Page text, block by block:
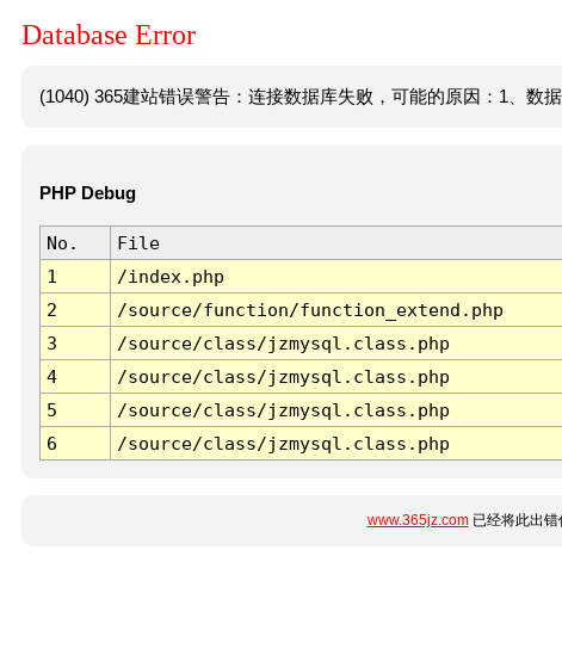
Database Error
(1040) 365建站错误警告：连接数据库失败，可能的原因：1、数
PHP Debug
No. File
1
/index.php
2
/source/function/function_extend.php
3
/source/class/jzmysql.class.php
4
/source/class/jzmysql.class.php
5
/source/class/jzmysql.class.php
6
/source/class/jzmysql.class.php
www.365jz.com已经将此出错